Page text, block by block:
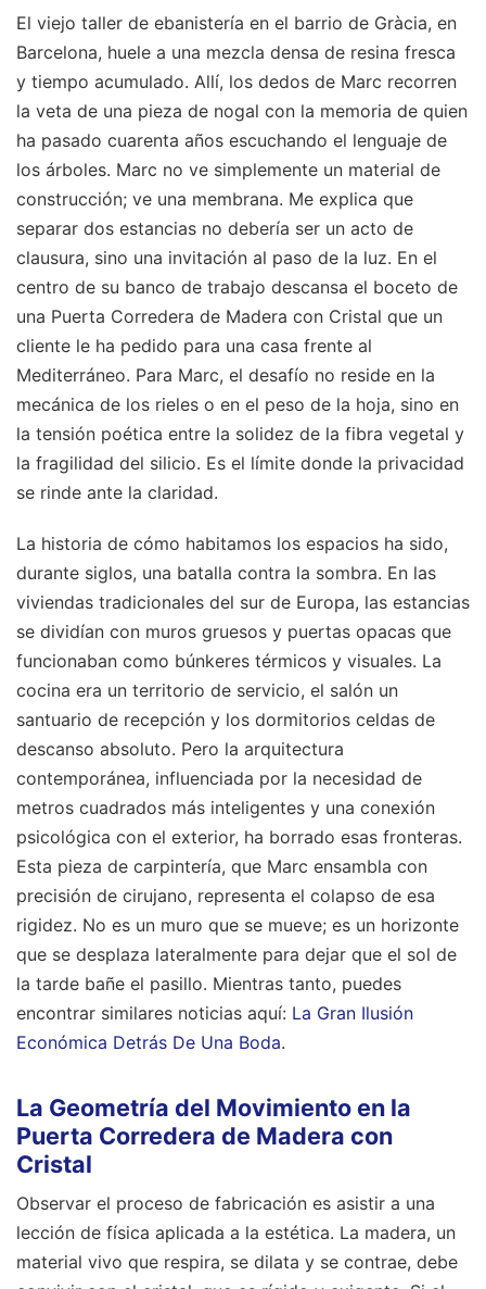
El viejo taller de ebanistería en el barrio de Gràcia, en
Barcelona, huele a una mezcla densa de resina fresca
y tiempo acumulado. Allí, los dedos de Marc recorren
la veta de una pieza de nogal con la memoria de quien
ha pasado cuarenta años escuchando el lenguaje de
los árboles. Marc no ve simplemente un material de
construcción; ve una membrana. Me explica que
separar dos estancias no debería ser un acto de
clausura, sino una invitación al paso de la luz. En el
centro de su banco de trabajo descansa el boceto de
una Puerta Corredera de Madera con Cristal que un
cliente le ha pedido para una casa frente al
Mediterráneo. Para Marc, el desafío no reside en la
mecánica de los rieles o en el peso de la hoja, sino en
la tensión poética entre la solidez de la fibra vegetal y
la fragilidad del silicio. Es el límite donde la privacidad
se rinde ante la claridad.
La historia de cómo habitamos los espacios ha sido,
durante siglos, una batalla contra la sombra. En las
viviendas tradicionales del sur de Europa, las estancias
se dividían con muros gruesos y puertas opacas que
funcionaban como búnkeres térmicos y visuales. La
cocina era un territorio de servicio, el salón un
santuario de recepción y los dormitorios celdas de
descanso absoluto. Pero la arquitectura
contemporánea, influenciada por la necesidad de
metros cuadrados más inteligentes y una conexión
psicológica con el exterior, ha borrado esas fronteras.
Esta pieza de carpintería, que Marc ensambla con
precisión de cirujano, representa el colapso de esa
rigidez. No es un muro que se mueve; es un horizonte
que se desplaza lateralmente para dejar que el sol de
la tarde bañe el pasillo. Mientras tanto, puedes
encontrar similares noticias aquí: La Gran Ilusión
Económica Detrás De Una Boda.
La Geometría del Movimiento en la
Puerta Corredera de Madera con
Cristal
Observar el proceso de fabricación es asistir a una
lección de física aplicada a la estética. La madera, un
material vivo que respira, se dilata y se contrae, debe